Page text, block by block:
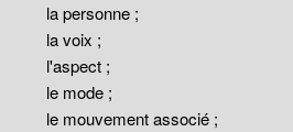
la personne ;
la voix ;
l'aspect ;
le mode ;
le mouvement associé ;